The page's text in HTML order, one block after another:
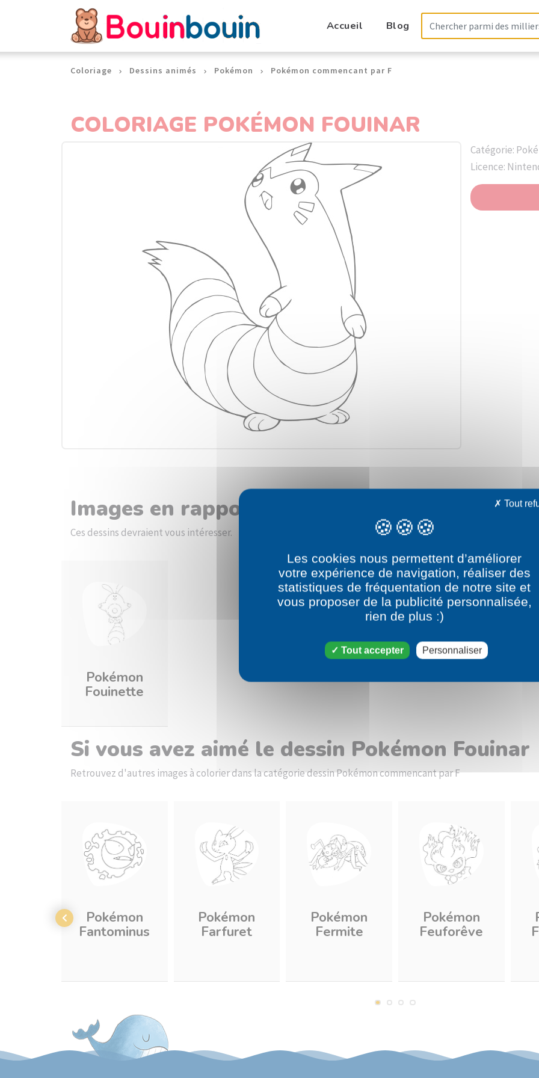
Accueil Blog
Coloriage Dessins animés Pokémon Pokémon commencant par F
COLORIAGE POKÉMON FOUINAR
Catégorie:
Licence:
Images en rapport avec votre choix
Ces dessins devraient vous intéresser.
Pokémon
Fouinette
Si vous avez aimé le dessin Pokémon Fouinar
Retrouvez d'autres images à colorier dans la catégorie dessin Pokémon commencant par F
Pokémon
Fantominus
Pokémon
Farfuret
Pokémon
Fermite
Pokémon
Feuforêve
Panneau de gestion des cookies
Les cookies nous permettent d’améliorer
votre expérience de navigation, réaliser des
statistiques de fréquentation de notre site et
vous proposer de la publicité personnalisée,
rien de plus :)
Tout accepter
Tout
Personnaliser